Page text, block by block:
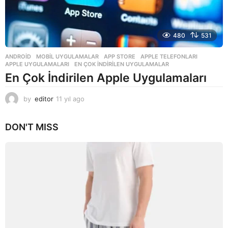
480 531
ANDROID ,MOBIL UYGULAMALAR APP STORE ,APPLE TELEFONLARI
APPLE UYGULAMALARI
,EN ÇOK INDIRILEN UYGULAMALAR
En Çok İndirilen Apple Uygulamaları
by editor 11 yıl ago
DON'T MISS